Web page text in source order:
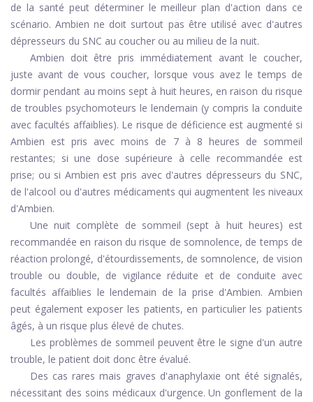
de la santé peut déterminer le meilleur plan d'action dans ce
scénario. Ambien ne doit surtout pas être utilisé avec d'autres
dépresseurs du SNC au coucher ou au milieu de la nuit.
Ambien doit être pris immédiatement avant le coucher,
juste avant de vous coucher, lorsque vous avez le temps de
dormir pendant au moins sept à huit heures, en raison du risque
de troubles psychomoteurs le lendemain (y compris la conduite
avec facultés affaiblies). Le risque de déficience est augmenté si
Ambien est pris avec moins de 7 à 8 heures de sommeil
restantes; si une dose supérieure à celle recommandée est
prise; ou si Ambien est pris avec d'autres dépresseurs du SNC,
de l'alcool ou d'autres médicaments qui augmentent les niveaux
d'Ambien.
Une nuit complète de sommeil (sept à huit heures) est
recommandée en raison du risque de somnolence, de temps de
réaction prolongé, d'étourdissements, de somnolence, de vision
trouble ou double, de vigilance réduite et de conduite avec
facultés affaiblies le lendemain de la prise d'Ambien. Ambien
peut également exposer les patients, en particulier les patients
âgés, à un risque plus élevé de chutes.
Les problèmes de sommeil peuvent être le signe d'un autre
trouble, le patient doit donc être évalué.
Des cas rares mais graves d'anaphylaxie ont été signalés,
nécessitant des soins médicaux d'urgence. Un gonflement de la